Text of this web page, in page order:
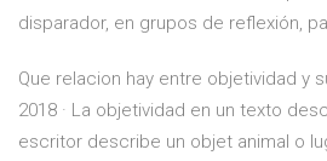
disparador, en grupos de reflexión,
Que relacion hay entre objetividad y
2018 · La objetividad en un texto
escritor describe un objet animal o